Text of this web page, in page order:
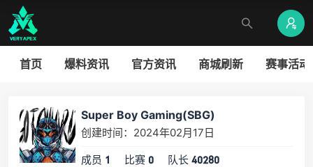
首页 爆料资讯 官方资讯 商城刷新 赛事活动
Super Boy Gaming(SBG)
创建时间：2024年02月17日
成员 1 比赛 0 队长 40280